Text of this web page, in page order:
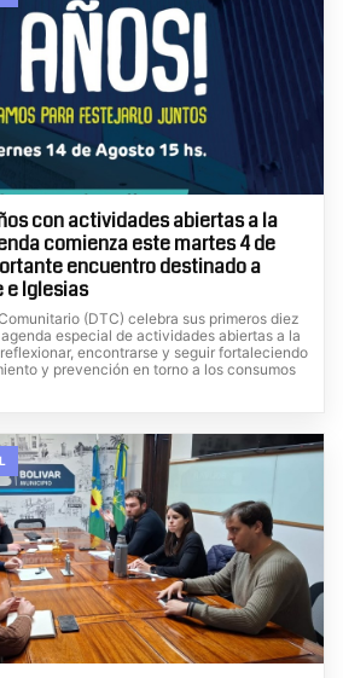
con actividades abiertas a la
comienza este martes 4 de
encuentro destinado a
e Iglesias
(DTC) celebra sus primeros diez
especial de actividades abiertas a la
encontrarse y seguir fortaleciendo
y prevención en torno a los consumos